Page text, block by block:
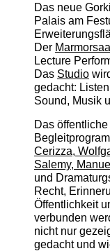
Das neue
Palais am
Der Marmorsaal
Lecture
Das Studio
gedacht:
Sound, Musik
Das
Cerizza,
Salemy,
und
Recht,
Öffentlichkeit
verbunden
nicht nur
gedacht und